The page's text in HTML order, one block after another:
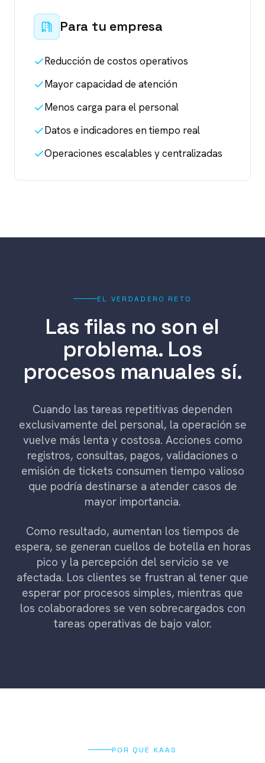
Para tu empresa
Reducción de costos operativos
Mayor capacidad de atención
Menos carga para el personal
Datos e indicadores en tiempo real
Operaciones escalables y centralizadas
EL VERDADERO RETO
Las filas no son el
problema. Los
procesos manuales sí.
Cuando las tareas repetitivas dependen
exclusivamente del personal, la operación se
vuelve más lenta y costosa. Acciones como
registros, consultas, pagos, validaciones o
emisión de tickets consumen tiempo valioso
que podría destinarse a atender casos de
mayor importancia.
Como resultado, aumentan los tiempos de
espera, se generan cuellos de botella en horas
pico y la percepción del servicio se ve
afectada. Los clientes se frustran al tener que
esperar por procesos simples, mientras que
los colaboradores se ven sobrecargados con
tareas operativas de bajo valor.
POR QUÉ KAAS